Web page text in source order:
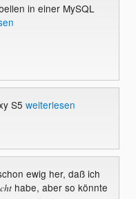
in einer MySQL
S5 weiterlesen
ewig her, daß ich
habe, aber so könnte